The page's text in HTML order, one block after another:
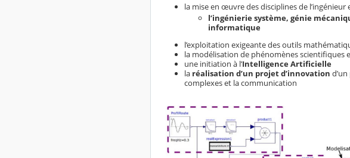
la mise en œuvre des disciplines de l’ingénieur
l’ingénierie système, génie
informatique
l’exploitation exigeante des outils
la modélisation de phénomènes scientifiques
une initiation à l’Intelligence Artificielle
la réalisation d’un projet d’innovation
complexes et la communication